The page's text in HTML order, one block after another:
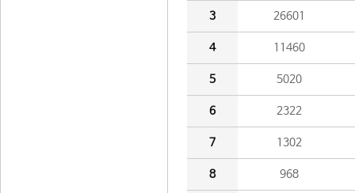
3 26601
4 11460
5 5020
6 2322
7 1302
8 968